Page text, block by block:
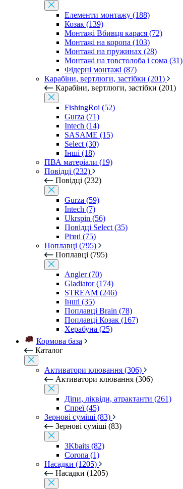
Елементи монтажу (188)
Козак (139)
Монтажі Вбивця карася (72)
Монтажі на коропа (103)
Монтажі на пружинах (28)
Монтажі на товстолоба і сома (31)
Фідерні монтажі (87)
Карабіни, вертлюги, застібки (201)
Карабіни, вертлюги, застібки (201)
FishingRoi (52)
Gurza (71)
Intech (14)
SASAME (15)
Select (30)
Інші (18)
ПВА матеріали (19)
Повідці (232)
Повідці (232)
Gurza (59)
Intech (7)
Ukrspin (56)
Повідці Select (35)
Різні (75)
Поплавці (795)
Поплавці (795)
Angler (70)
Gladiator (174)
STREAM (246)
Інші (35)
Поплавці Brain (78)
Поплавці Козак (167)
Херабуна (25)
Кормова база
Каталог
Активатори клювання (306)
Активатори клювання (306)
Діпи, ліквіди, атрактанти (261)
Спреї (45)
Зернові суміші (83)
Зернові суміші (83)
3Kbaits (82)
Corona (1)
Насадки (1205)
Насадки (1205)